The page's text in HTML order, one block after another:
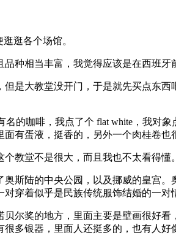
逛各个场馆。
种相当丰富，我觉得应该是在西班牙
但是大教堂没开门，于是就先买点东
名的咖啡，我点了个 flat white，我对
有蛋液，挺香的，另外一个肉桂卷也
教堂不是很大，而且我也不太看得
斯陆的中央公园，以及挪威的皇宫
穿着似乎是民族传统服饰结婚的一对
贝尔奖的地方，里面主要是壁画很好
多银器，里面人还挺多的，也有人好